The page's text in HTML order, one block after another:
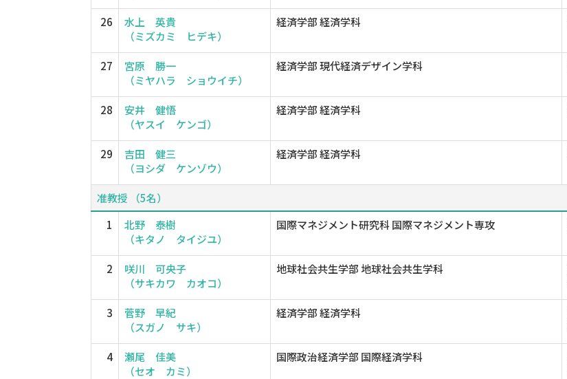
26
水上 英貴
（ミズカミ ヒデキ）
経済学部 経済学科
27
宮原 勝一
（ミヤハラ ショウイチ）
経済学部 現代経済デザイン学科
28
安井 健悟
（ヤスイ ケンゴ）
経済学部 経済学科
29
吉田 健三
（ヨシダ ケンゾウ）
経済学部 経済学科
准教授 （5名）
1
北野 泰樹
（キタノ タイジユ）
国際マネジメント研究科 国際マネジメント専攻
2
咲川 可央子
（サキカワ カオコ）
地球社会共生学部 地球社会共生学科
3
菅野 早紀
（スガノ サキ）
経済学部 経済学科
4
瀬尾 佳美
（セオ カミ）
国際政治経済学部 国際経済学科